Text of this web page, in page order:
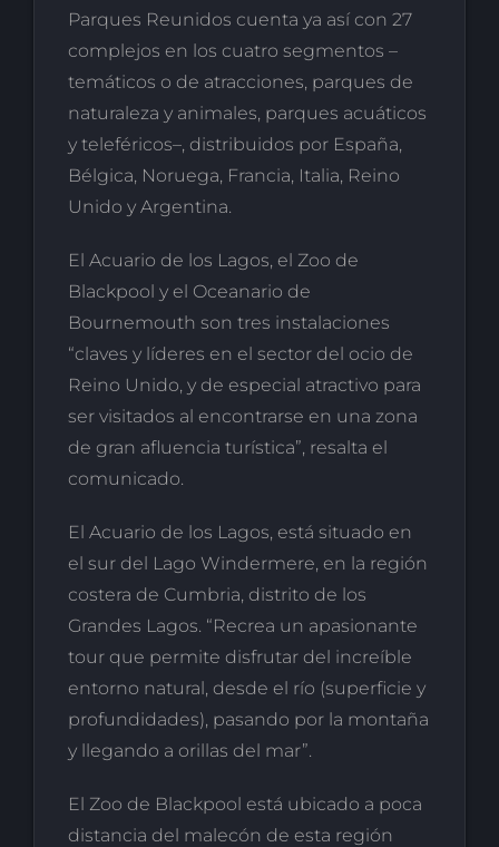
Parques Reunidos cuenta ya así con 27
complejos en los cuatro segmentos –
temáticos o de atracciones, parques de
naturaleza y animales, parques acuáticos
y teleféricos–, distribuidos por España,
Bélgica, Noruega, Francia, Italia, Reino
Unido y Argentina.
El Acuario de los Lagos, el Zoo de
Blackpool y el Oceanario de
Bournemouth son tres instalaciones
“claves y líderes en el sector del ocio de
Reino Unido, y de especial atractivo para
ser visitados al encontrarse en una zona
de gran afluencia turística”, resalta el
comunicado.
El Acuario de los Lagos, está situado en
el sur del Lago Windermere, en la región
costera de Cumbria, distrito de los
Grandes Lagos. “Recrea un apasionante
tour que permite disfrutar del increíble
entorno natural, desde el río (superficie y
profundidades), pasando por la montaña
y llegando a orillas del mar”.
El Zoo de Blackpool está ubicado a poca
distancia del malecón de esta región